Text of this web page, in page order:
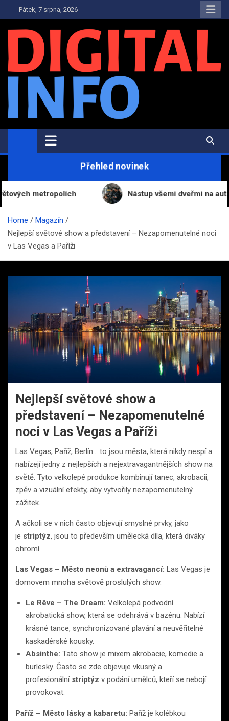
to
content
Pátek, 7 srpna, 2026
Digital-Info.cz
Zpravodajství, informace a novinky
Přehled novinek
metropolích Nástup všemi dveřmi na
Home
Magazín
Nejlepší světové show a představení – Nezapomenutelné noci
v Las Vegas a Paříži
Nejlepší světové show a
představení – Nezapomenutelné
noci v Las Vegas a Paříži
Las Vegas, Paříž, Berlín… to jsou města, která nikdy nespí a
nabízejí jedny z nejlepších a nejextravagantnějších show na
světě. Tyto velkolepé produkce kombinují tanec, akrobacii,
zpěv a vizuální efekty, aby vytvořily nezapomenutelný
zážitek.
A ačkoli se v nich často objevují smyslné prvky, jako
je striptýz, jsou to především umělecká díla, která diváky
ohromí.
Las Vegas – Město neonů a extravagancí: Las Vegas je
domovem mnoha světově proslulých show.
Le Rêve – The Dream: Velkolepá podvodní
akrobatická show, která se odehrává v bazénu. Nabízí
krásné tance, synchronizované plavání a neuvěřitelné
kaskadérské kousky.
Absinthe: Tato show je mixem akrobacie, komedie a
burlesky. Často se zde objevuje vkusný a
profesionální striptýz v podání umělců, kteří se nebojí
provokovat.
Paříž – Město lásky a kabaretu: Paříž je kolébkou